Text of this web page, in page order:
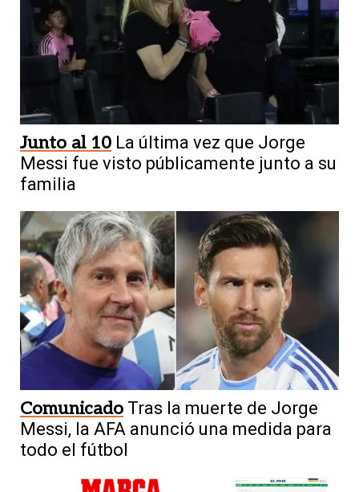
Junto al 10 La última vez que Jorge
Messi fue visto públicamente junto a su
familia
Comunicado Tras la muerte de Jorge
Messi, la AFA anunció una medida para
todo el fútbol